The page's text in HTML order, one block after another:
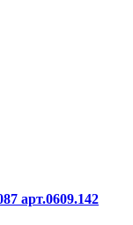
арт.0609.142